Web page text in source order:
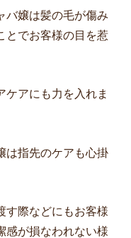
バ嬢は髪の毛が傷み
とでお客様の目を惹
ケアにも力を入れま
は指先のケアも心掛
す際などにもお客様
感が損なわれない様